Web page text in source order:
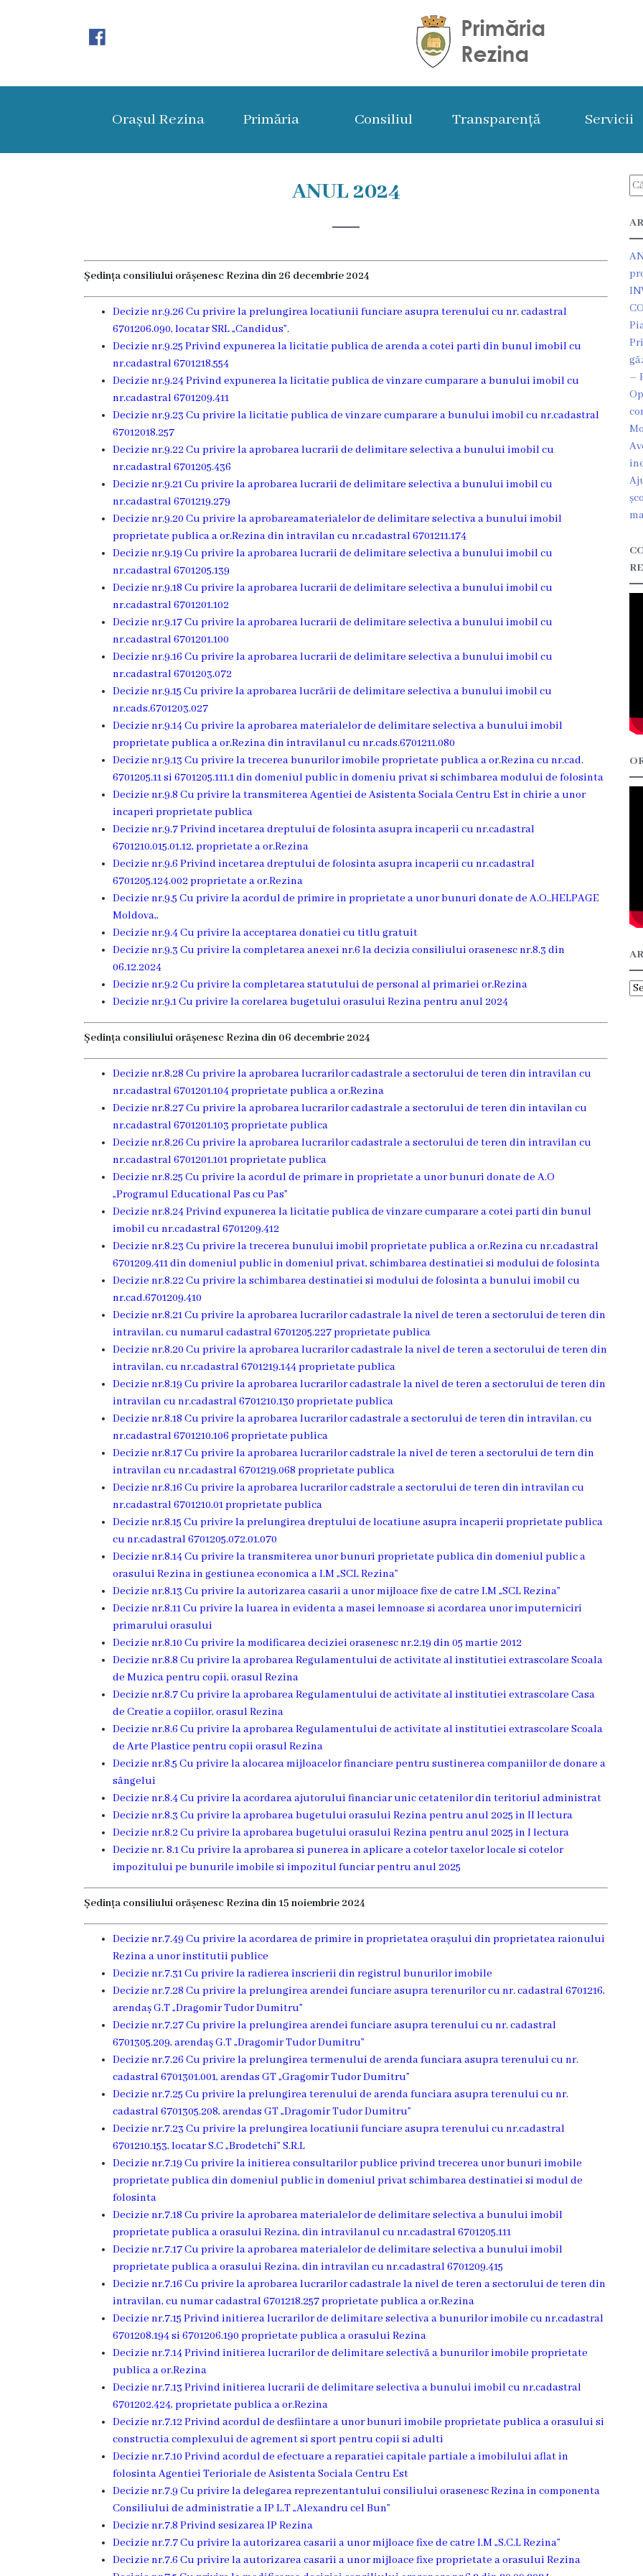
Rezina
orașului
Competențele
primarului
Dispozițiile
Întreprinderi
subordonate
Grădinița
,,Leagănul
copilăriei”
Grădinița
,,Andrieș”
Grădinița
,,Bucuria”
Grădinița
,,Cocoșelul
or.Rezina.
comercială
orașului
Componența
Consiliului
Secretar
Comisii
specialitate
Activitatea
Regulamentul
orășenesc
Transparență
Rapoarte
Orașul Rezina Primăria Consiliul Transparență Servicii
ANUL 2024
Ședința consiliului orășenesc Rezina din 26 decembrie 2024
Decizie nr.9.26 Cu privire la prelungirea locatiunii funciare asupra terenului cu nr. cadastral
6701206.090, locatar SRL „Candidus”.
Decizie nr.9.25 Privind expunerea la licitatie publica de arenda a cotei parti din bunul imobil cu
nr.cadastral 6701218.554
Decizie nr.9.24 Privind expunerea la licitatie publica de vinzare cumparare a bunului imobil cu
nr.cadastral 6701209.411
Decizie nr.9.23 Cu privire la licitatie publica de vinzare cumparare a bunului imobil cu nr.cadastral
67012018.257
Decizie nr.9.22 Cu privire la aprobarea lucrarii de delimitare selectiva a bunului imobil cu
nr.cadastral 6701205.436
Decizie nr.9.21 Cu privire la aprobarea lucrarii de delimitare selectiva a bunului imobil cu
nr.cadastral 6701219.279
Decizie nr.9.20 Cu privire la aprobareamaterialelor de delimitare selectiva a bunului imobil
proprietate publica a or.Rezina din intravilan cu nr.cadastral 6701211.174
Decizie nr.9.19 Cu privire la aprobarea lucrarii de delimitare selectiva a bunului imobil cu
nr.cadastral 6701205.139
Decizie nr.9.18 Cu privire la aprobarea lucrarii de delimitare selectiva a bunului imobil cu
nr.cadastral 6701201.102
Decizie nr.9.17 Cu privire la aprobarea lucrarii de delimitare selectiva a bunului imobil cu
nr.cadastral 6701201.100
Decizie nr.9.16 Cu privire la aprobarea lucrarii de delimitare selectiva a bunului imobil cu
nr.cadastral 6701203.072
Decizie nr.9.15 Cu privire la aprobarea lucrării de delimitare selectiva a bunului imobil cu
nr.cads.6701203.027
Decizie nr.9.14 Cu privire la aprobarea materialelor de delimitare selectiva a bunului imobil
proprietate publica a or.Rezina din intravilanul cu nr.cads.6701211.080
Decizie nr.9.13 Cu privire la trecerea bunurilor imobile proprietate publica a or.Rezina cu nr.cad.
6701205.11 si 6701205.111.1 din domeniul public in domeniu privat si schimbarea modului de folosinta
Decizie nr.9.8 Cu privire la transmiterea Agentiei de Asistenta Sociala Centru Est in chirie a unor
incaperi proprietate publica
Decizie nr.9.7 Privind incetarea dreptului de folosinta asupra incaperii cu nr.cadastral
6701210.015.01.12, proprietate a or.Rezina
Decizie nr.9.6 Privind incetarea dreptului de folosinta asupra incaperii cu nr.cadastral
6701205.124.002 proprietate a or.Rezina
Decizie nr.9.5 Cu privire la acordul de primire in proprietate a unor bunuri donate de A.O..HELPAGE
Moldova,,
Decizie nr.9.4 Cu privire la acceptarea donatiei cu titlu gratuit
Decizie nr.9.3 Cu privire la completarea anexei nr.6 la decizia consiliului orasenesc nr.8.3 din
06.12.2024
Decizie nr.9.2 Cu privire la completarea statutului de personal al primariei or.Rezina
Decizie nr.9.1 Cu privire la corelarea bugetului orasului Rezina pentru anul 2024
Ședința consiliului orășenesc Rezina din 06 decembrie 2024
Decizie nr.8.28 Cu privire la aprobarea lucrarilor cadastrale a sectorului de teren din intravilan cu
nr.cadastral 6701201.104 proprietate publica a or.Rezina
Decizie nr.8.27 Cu privire la aprobarea lucrarilor cadastrale a sectorului de teren din intavilan cu
nr.cadastral 6701201.103 proprietate publica
Decizie nr.8.26 Cu privire la aprobarea lucrarilor cadastrale a sectorului de teren din intravilan cu
nr.cadastral 6701201.101 proprietate publica
Decizie nr.8.25 Cu privire la acordul de primare in proprietate a unor bunuri donate de A.O
„Programul Educational Pas cu Pas”
Decizie nr.8.24 Privind expunerea la licitatie publica de vinzare cumparare a cotei parti din bunul
imobil cu nr.cadastral 6701209.412
Decizie nr.8.23 Cu privire la trecerea bunului imobil proprietate publica a or.Rezina cu nr.cadastral
6701209.411 din domeniul public in domeniul privat, schimbarea destinatiei si modului de folosinta
Decizie nr.8.22 Cu privire la schimbarea destinatiei si modului de folosinta a bunului imobil cu
nr.cad.6701209.410
Decizie nr.8.21 Cu privire la aprobarea lucrarilor cadastrale la nivel de teren a sectorului de teren din
intravilan, cu numarul cadastral 6701205.227 proprietate publica
Decizie nr.8.20 Cu privire la aprobarea lucrarilor cadastrale la nivel de teren a sectorului de teren din
intravilan, cu nr.cadastral 6701219.144 proprietate publica
Decizie nr.8.19 Cu privire la aprobarea lucrarilor cadastrale la nivel de teren a sectorului de teren din
intravilan cu nr.cadastral 6701210.130 proprietate publica
Decizie nr.8.18 Cu privire la aprobarea lucrarilor cadastrale a sectorului de teren din intravilan, cu
nr.cadastral 6701210.106 proprietate publica
Decizie nr.8.17 Cu privire la aprobarea lucrarilor cadstrale la nivel de teren a sectorului de tern din
intravilan cu nr.cadastral 6701219.068 proprietate publica
Decizie nr.8.16 Cu privire la aprobarea lucrarilor cadstrale a sectorului de teren din intravilan cu
nr.cadastral 6701210.01 proprietate publica
Decizie nr.8.15 Cu privire la prelungirea dreptului de locatiune asupra incaperii proprietate publica
cu nr.cadastral 6701205.072.01.070
Decizie nr.8.14 Cu privire la transmiterea unor bunuri proprietate publica din domeniul public a
orasului Rezina in gestiunea economica a I.M „SCL Rezina”
Decizie nr.8.13 Cu privire la autorizarea casarii a unor mijloace fixe de catre I.M „SCL Rezina”
Decizie nr.8.11 Cu privire la luarea in evidenta a masei lemnoase si acordarea unor imputerniciri
primarului orasului
Decizie nr.8.10 Cu privire la modificarea deciziei orasenesc nr.2.19 din 05 martie 2012
Decizie nr.8.8 Cu privire la aprobarea Regulamentului de activitate al institutiei extrascolare Scoala
de Muzica pentru copii, orasul Rezina
Decizie nr.8.7 Cu privire la aprobarea Regulamentului de activitate al institutiei extrascolare Casa
de Creatie a copiilor, orasul Rezina
Decizie nr.8.6 Cu privire la aprobarea Regulamentului de activitate al institutiei extrascolare Scoala
de Arte Plastice pentru copii orasul Rezina
Decizie nr.8.5 Cu privire la alocarea mijloacelor financiare pentru sustinerea companiilor de donare a
sângelui
Decizie nr.8.4 Cu privire la acordarea ajutorului financiar unic cetatenilor din teritoriul administrat
Decizie nr.8.3 Cu privire la aprobarea bugetului orasului Rezina pentru anul 2025 in II lectura
Decizie nr.8.2 Cu privire la aprobarea bugetului orasului Rezina pentru anul 2025 in I lectura
Decizie nr. 8.1 Cu privire la aprobarea si punerea in aplicare a cotelor taxelor locale si cotelor
impozitului pe bunurile imobile si impozitul funciar pentru anul 2025
Ședința consiliului orășenesc Rezina din 15 noiembrie 2024
Decizie nr.7.49 Cu privire la acordarea de primire in proprietatea orașului din proprietatea raionului
Rezina a unor institutii publice
Decizie nr.7.31 Cu privire la radierea înscrierii din registrul bunurilor imobile
Decizie nr.7.28 Cu privire la prelungirea arendei funciare asupra terenurilor cu nr. cadastral 6701216,
arendaș G.T „Dragomir Tudor Dumitru”
Decizie nr.7.27 Cu privire la prelungirea arendei funciare asupra terenului cu nr. cadastral
6701305.209, arendaș G.T „Dragomir Tudor Dumitru”
Decizie nr.7.26 Cu privire la prelungirea termenului de arenda funciara asupra terenului cu nr.
cadastral 6701301.001, arendas GT „Gragomir Tudor Dumitru”
Decizie nr.7.25 Cu privire la prelungirea terenului de arenda funciara asupra terenului cu nr.
cadastral 6701305.208, arendas GT „Dragomir Tudor Dumitru”
Decizie nr.7.23 Cu privire la prelungirea locatiunii funciare asupra terenului cu nr.cadastral
6701210.153, locatar S.C „Brodetchi” S.R.L
Decizie nr.7.19 Cu privire la initierea consultarilor publice privind trecerea unor bunuri imobile
proprietate publica din domeniul public in domeniul privat schimbarea destinatiei si modul de
folosinta
Decizie nr.7.18 Cu privire la aprobarea materialelor de delimitare selectiva a bunului imobil
proprietate publica a orasului Rezina, din intravilanul cu nr.cadastral 6701205.111
Decizie nr.7.17 Cu privire la aprobarea materialelor de delimitare selectiva a bunului imobil
proprietate publica a orasului Rezina, din intravilan cu nr.cadastral 6701209.415
Decizie nr.7.16 Cu privire la aprobarea lucrarilor cadastrale la nivel de teren a sectorului de teren din
intravilan, cu numar cadastral 6701218.257 proprietate publica a or.Rezina
Decizie nr.7.15 Privind initierea lucrarilor de delimitare selectiva a bunurilor imobile cu nr.cadastral
6701208.194 si 6701206.190 proprietate publica a orasului Rezina
Decizie nr.7.14 Privind initierea lucrarilor de delimitare selectivă a bunurilor imobile proprietate
publica a or.Rezina
Decizie nr.7.13 Privind initierea lucrarii de delimitare selectiva a bunului imobil cu nr.cadastral
6701202.424, proprietate publica a or.Rezina
Decizie nr.7.12 Privind acordul de desfiintare a unor bunuri imobile proprietate publica a orasului si
constructia complexului de agrement si sport pentru copii si adulti
Decizie nr.7.10 Privind acordul de efectuare a reparatiei capitale partiale a imobilului aflat in
folosinta Agentiei Terioriale de Asistenta Sociala Centru Est
Decizie nr.7.9 Cu privire la delegarea reprezentantului consiliului orasenesc Rezina in componenta
Consiliului de administratie a IP L.T „Alexandru cel Bun”
Decizie nr.7.8 Privind sesizarea IP Rezina
Decizie nr.7.7 Cu privire la autorizarea casarii a unor mijloace fixe de catre I.M „S.C.L Rezina”
Decizie nr.7.6 Cu privire la autorizarea casarii a unor mijloace fixe proprietate a orasului Rezina
–